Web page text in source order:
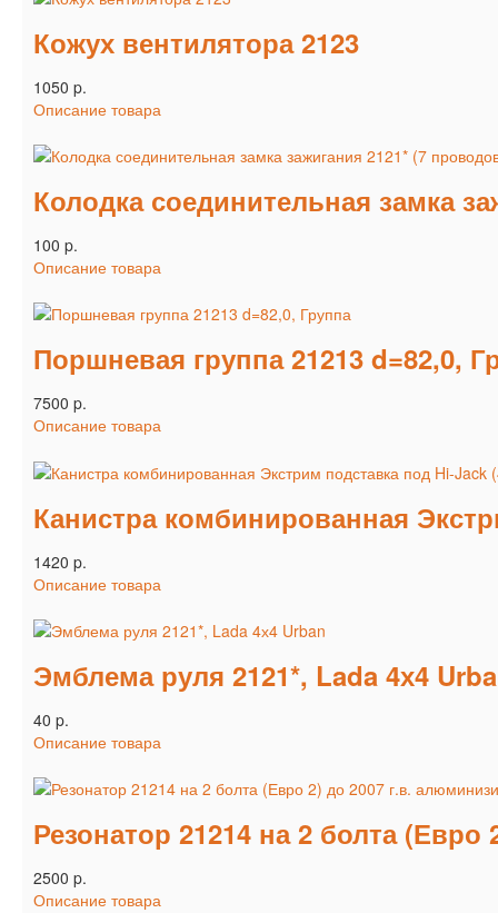
Кожух вентилятора 2123
1050 p.
Описание товара
Колодка соединительная замка
100 p.
Описание товара
Поршневая группа 21213
7500 p.
Описание товара
Канистра комбинированная
1420 p.
Описание товара
Эмблема руля 2121*, Lada 4х4
40 p.
Описание товара
Резонатор 21214 на 2 болта
2500 p.
Описание товара